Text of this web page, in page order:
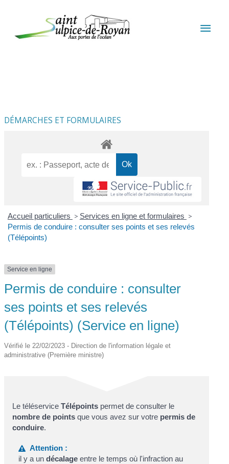
DÉMARCHES ET FORMULAIRES
Accueil particuliers > Services en ligne et formulaires >
Permis de conduire : consulter ses points et ses relevés
(Télépoints)
Service en ligne
Permis de conduire : consulter
ses points et ses relevés
(Télépoints) (Service en ligne)
Vérifié le 22/02/2023 - Direction de l'information légale et
administrative (Première ministre)
Le téléserviceTélépoints permet de consulter le
nombre de points que vous avez sur votre permis de
conduire.
Attention :
il y a un décalageentre le temps où l'infraction au